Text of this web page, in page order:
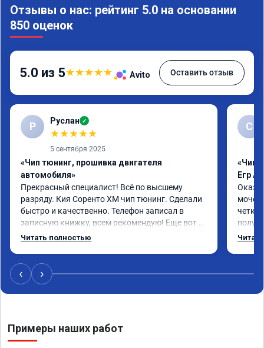
Отзывы о нас: рейтинг 5.0 на основании
850 оценок
5.0 из 5★★★★★ Avito Оставить отзыв
Р Руслан ✓
★★★★★
5 сентября 2025
«Чип тюнинг, прошивка двигателя
автомобиля»
Прекрасный специалист! Всё по высшему
разряду. Кия Соренто XM чип тюнинг. Сделали
быстро и качественно. Телефон записал в
записную книжку, всем рекомендую! Еще вот
поеду в ближайшее дни брата Мазду 6 2016 год
Читать полностью
С
«Чип
Егр
четко.
‹ ›
Примеры наших работ